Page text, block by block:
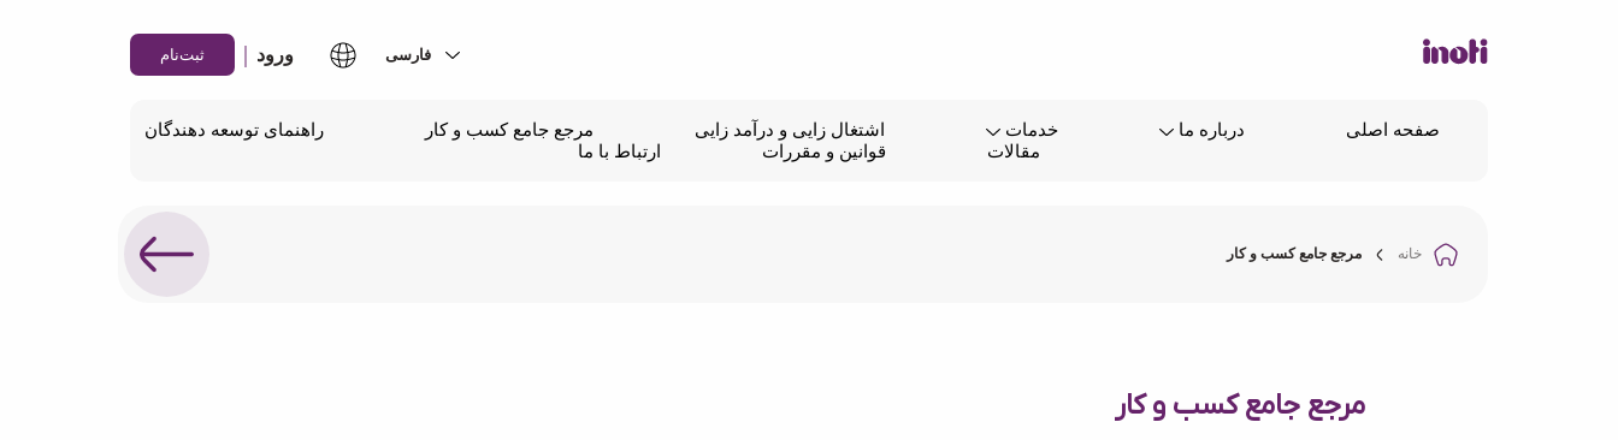
ورود | ثبت‌نام
صفحه اصلی درباره ما خدمات اشتغال زایی و درآمد زایی مرجع جامع کسب و کار
راهنمای توسعه دهندگان
مقالات
قوانین و مقررات ارتباط با ما
خانه مرجع جامع کسب و کار
مرجع جامع کسب و کار